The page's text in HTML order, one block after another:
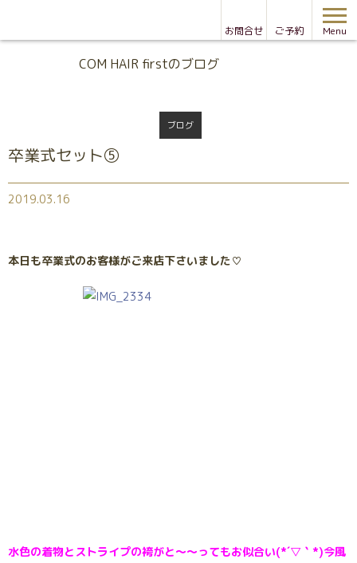
お問合せ ご予約 Menu
COM HAIR firstのブログ
ブログ
卒業式セット⑤
2019.03.16
本日も卒業式のお客様がご来店下さいました♡
水色の着物とストライプの袴がと～～ってもお似合い(*´▽｀*)今風